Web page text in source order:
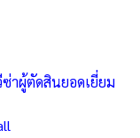
าผู้ตัดสินยอดเยี่ยม